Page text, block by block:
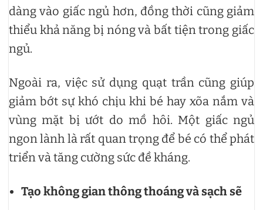
dàng vào giấc ngủ hơn, đồng thời cũng giảm
thiểu khả năng bị nóng và bất tiện trong giấc
ngủ.
Ngoài ra, việc sử dụng quạt trần cũng giúp
giảm bớt sự khó chịu khi bé hay xõa nắm và
vùng mặt bị ướt do mồ hôi. Một giấc ngủ
ngon lành là rất quan trọng để bé có thể phát
triển và tăng cường sức đề kháng.
Tạo không gian thông thoáng và sạch sẽ